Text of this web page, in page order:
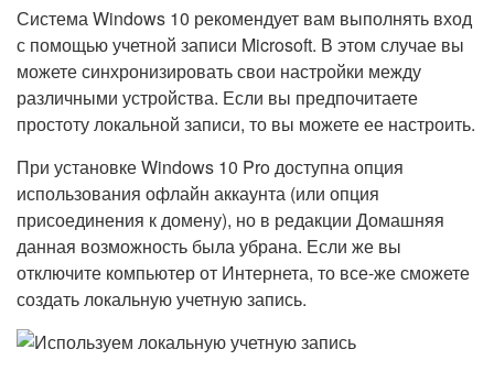
Система Windows 10 рекомендует вам выполнять вход
с помощью учетной записи Microsoft. В этом случае вы
можете синхронизировать свои настройки между
различными устройства. Если вы предпочитаете
простоту локальной записи, то вы можете ее настроить.
При установке Windows 10 Pro доступна опция
использования офлайн аккаунта (или опция
присоединения к домену), но в редакции Домашняя
данная возможность была убрана. Если же вы
отключите компьютер от Интернета, то все-же сможете
создать локальную учетную запись.